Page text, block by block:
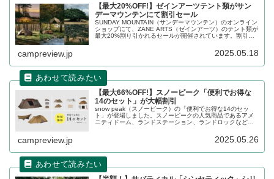
【最大20%OFF!】ゼインアーツテント類がサン
デーマウンテンにて割引セール
SUNDAY MOUNTAIN（サンデーマウンテン）のオンライン
ショップにて、ZANE ARTS（ゼインアーツ）のテント類が
最大20%割り引かれるセールが開催されています。割引ク
ガ、ゼクーM TCがお得に購入できます。詳細をレビューし
campreview.jp 2025.05.18
【最大66%OFF!】スノーピーク「便利でお得な
14のセット」が大幅割引
snow peak（スノーピーク）の「便利でお得な14のセッ
ト」が登場しました。スノーピークの人気商品であるアメ
ニティドーム、ランドステーション、ランドロックなど
大幅に割り引かれています。詳細をレビューします。
campreview.jp 2025.05.26